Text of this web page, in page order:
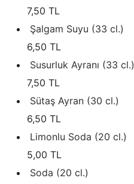
7,50 TL
Şalgam Suyu (33 cl.)
6,50 TL
Susurluk Ayranı (33 cl.)
7,50 TL
Sütaş Ayran (30 cl.)
6,50 TL
Limonlu Soda (20 cl.)
5,00 TL
Soda (20 cl.)